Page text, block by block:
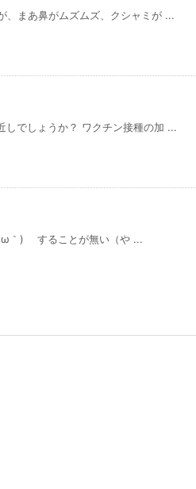
、まあ鼻がムズムズ、クシャミが ...
しでしょうか？ ワクチン接種の加 ...
｀) することが無い（や ...